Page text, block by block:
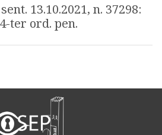
13.10.2021, n. 37298:
ter ord. pen.